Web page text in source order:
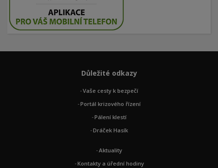
Důležité odkazy
Vaše cesty k bezpečí
Portál krizového řízení
Pálení klestí
Dráček Hasík
Aktuality
Kontakty a úřední hodiny